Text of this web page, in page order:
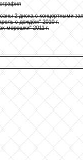
2 диска с концертными
с дождём" 2010 г.
морошки" 2011 г.